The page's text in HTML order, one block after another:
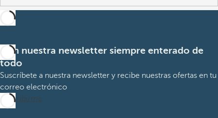
Con nuestra newsletter siempre enterado de
todo
Suscríbete a nuestra newsletter y recibe nuestras ofertas en tu
correo electrónico
Suscribirme